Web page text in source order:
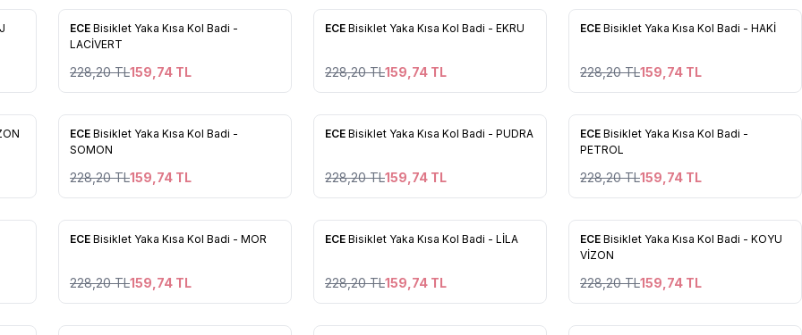
%30
Favorilere Ekle
ECE Bisiklet Yaka Kısa Kol Badi -
LACİVERT
228,20TL159,74 TL
%30
ECE Bisiklet Yaka Kısa Kol Badi - EKRU
228,20TL159,74 TL
%30
ECE Bisiklet Yaka Kısa Kol Badi - HAKİ
228,20TL159,74 TL
%30
Favorilere Ekle
ECE Bisiklet Yaka Kısa Kol Badi -
SOMON
228,20TL159,74 TL
%30
ECE Bisiklet Yaka Kısa Kol Badi - PUDRA
228,20TL159,74 TL
%30
Favorilere Ekle
ECE Bisiklet Yaka Kısa Kol Badi -
PETROL
228,20TL159,74 TL
%30
ECE Bisiklet Yaka Kısa Kol Badi - MOR
228,20TL159,74 TL
%30
ECE Bisiklet Yaka Kısa Kol Badi - LİLA
228,20TL159,74 TL
%30
Favorilere Ekle
ECE Bisiklet Yaka Kısa Kol Badi - KOYU
VİZON
228,20TL159,74 TL